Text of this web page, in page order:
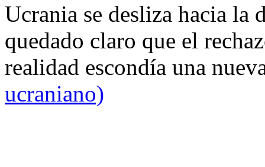
Ucrania se desliza hacia
quedado claro que el
realidad escondía una
ucraniano)